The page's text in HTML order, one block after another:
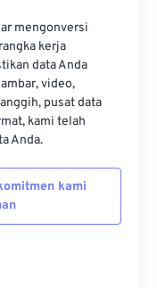
mengonversi
kerja
data Anda
video,
pusat data
kami telah
Anda.
kami